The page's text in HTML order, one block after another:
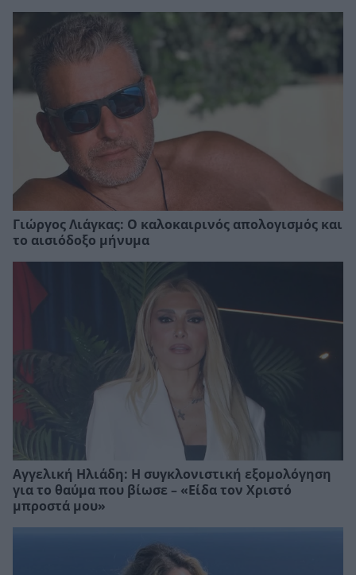
Γιώργος Λιάγκας: Ο καλοκαιρινός απολογισμός και
το αισιόδοξο μήνυμα
Αγγελική Ηλιάδη: Η συγκλονιστική εξομολόγηση
για το θαύμα που βίωσε – «Είδα τον Χριστό
μπροστά μου»